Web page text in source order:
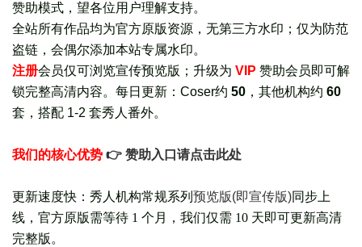
赞助模式，望各位用户理解支持。
全站所有作品均为官方原版资源，无第三方水印；仅为防范
盗链，会偶尔添加本站专属水印。
注册会员仅可浏览宣传预览版 ； 升级为 VIP 赞助会员即可解
锁完整高清内容。每日更新： Coser约 50 ，其他机构约 60
套， 搭配 1-2 套秀人番外。
我们的核心优势 👉 赞助入口请点击此处
更新速度快：秀人机构常规系列 预览版(即宣传版)同步上
线，官方原版需等待 1 个月，我们仅需 10 天即可更新高清
完整版。